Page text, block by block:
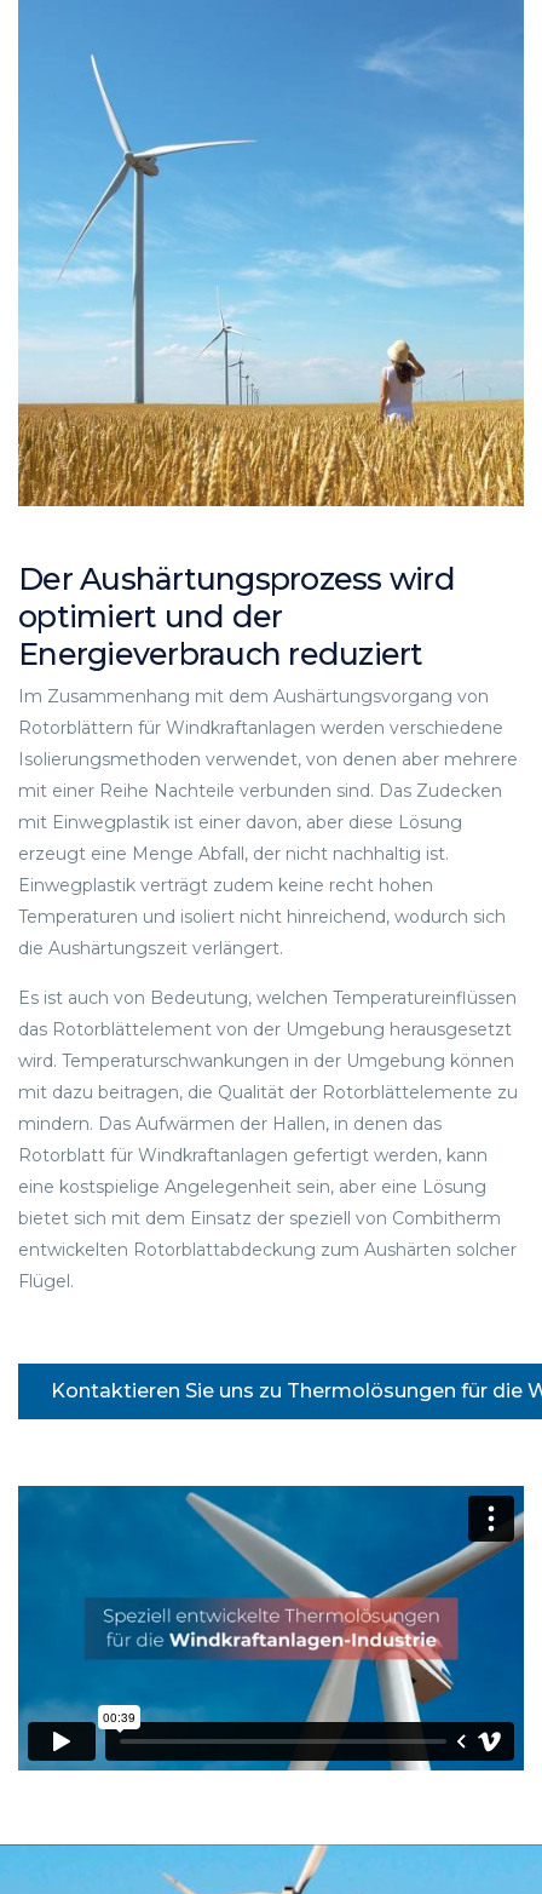
Der Aushärtungsprozess wird
optimiert und der
Energieverbrauch reduziert
Im Zusammenhang mit dem Aushärtungsvorgang von
Rotorblättern für Windkraftanlagen werden verschiedene
Isolierungsmethoden verwendet, von denen aber mehrere
mit einer Reihe Nachteile verbunden sind. Das Zudecken
mit Einwegplastik ist einer davon, aber diese Lösung
erzeugt eine Menge Abfall, der nicht nachhaltig ist.
Einwegplastik verträgt zudem keine recht hohen
Temperaturen und isoliert nicht hinreichend, wodurch sich
die Aushärtungszeit verlängert.
Es ist auch von Bedeutung, welchen Temperatureinflüssen
das Rotorblättelement von der Umgebung herausgesetzt
wird. Temperaturschwankungen in der Umgebung können
mit dazu beitragen, die Qualität der Rotorblättelemente zu
mindern. Das Aufwärmen der Hallen, in denen das
Rotorblatt für Windkraftanlagen gefertigt werden, kann
eine kostspielige Angelegenheit sein, aber eine Lösung
bietet sich mit dem Einsatz der speziell von Combitherm
entwickelten Rotorblattabdeckung zum Aushärten solcher
Flügel.
Kontaktieren Sie uns zu Thermolösungen für die